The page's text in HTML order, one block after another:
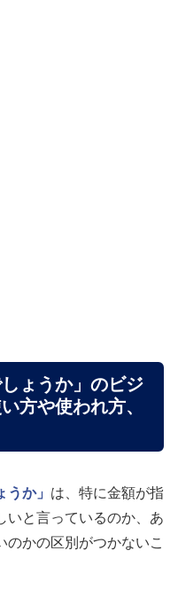
ょうか」のビジ
方や使われ方、
うか」 は、特に金額が指
いと言っているのか、あ
のかの区別がつかないこ